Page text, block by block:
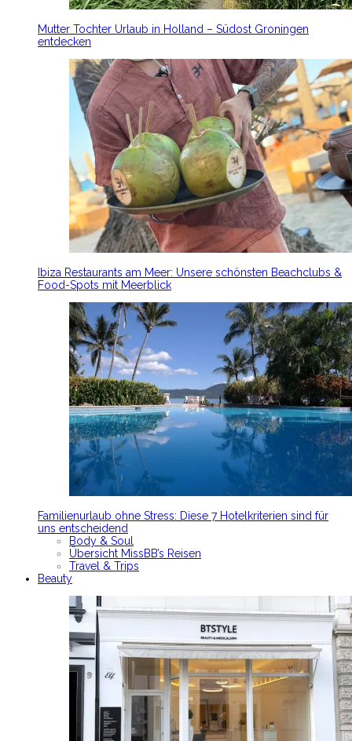
Mutter Tochter Urlaub in Holland – Südost Groningen
entdecken
Ibiza Restaurants am Meer: Unsere schönsten Beachclubs &
Food-Spots mit Meerblick
Familienurlaub ohne Stress: Diese 7 Hotelkriterien sind für
uns entscheidend
Body & Soul
Übersicht MissBB’s Reisen
Travel & Trips
Beauty